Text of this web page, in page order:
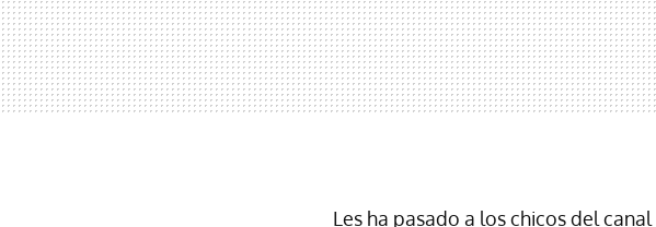
Les ha pasado a los chicos del canal